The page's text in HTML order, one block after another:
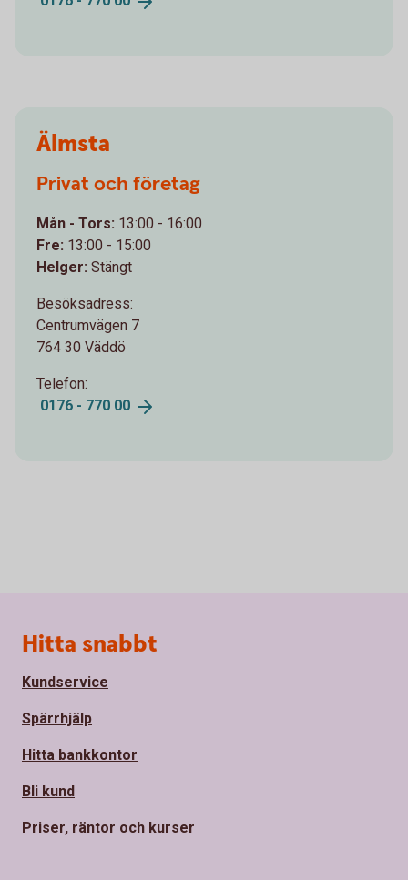
Älmsta
Privat och företag
Mån - Tors: 13:00 - 16:00
Fre: 13:00 - 15:00
Helger: Stängt
Besöksadress:
Centrumvägen 7
764 30 Väddö
Telefon:
0176 - 770 00
Sidfot
Hitta snabbt
Kundservice
Spärrhjälp
Hitta bankkontor
Bli kund
Priser, räntor och kurser